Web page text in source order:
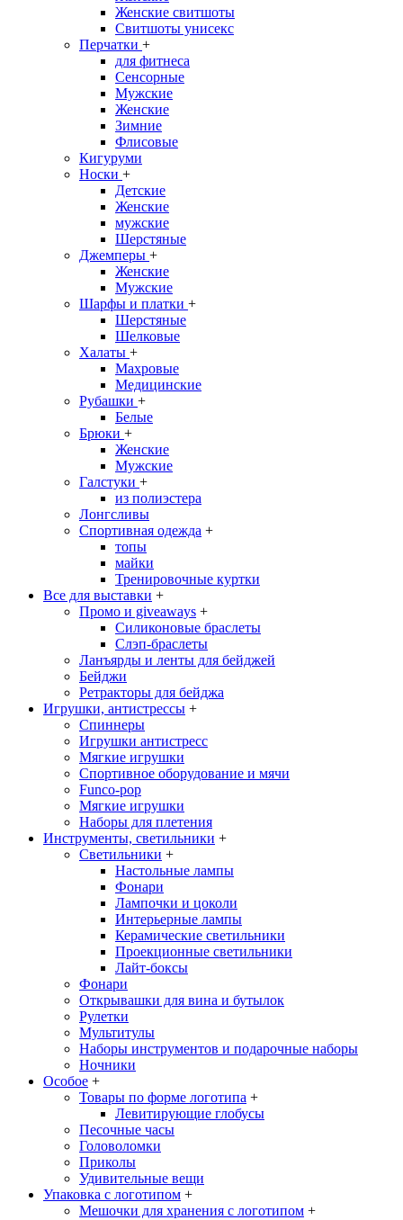
Женские свитшоты
Свитшоты унисекс
Перчатки +
для фитнеса
Сенсорные
Мужские
Женские
Зимние
Флисовые
Кигуруми
Носки +
Детские
Женские
мужские
Шерстяные
Джемперы +
Женские
Мужские
Шарфы и платки +
Шерстяные
Шелковые
Халаты +
Махровые
Медицинские
Рубашки +
Белые
Брюки +
Женские
Мужские
Галстуки +
из полиэстера
Лонгсливы
Спортивная одежда +
топы
майки
Тренировочные куртки
Все для выставки +
Промо и giveaways +
Силиконовые браслеты
Cлэп-браслеты
Ланъярды и ленты для бейджей
Бейджи
Ретракторы для бейджа
Игрушки, антистрессы +
Спиннеры
Игрушки антистресс
Мягкие игрушки
Спортивное оборудование и мячи
Funco-pop
Мягкие игрушки
Наборы для плетения
Инструменты, светильники +
Светильники +
Настольные лампы
Фонари
Лампочки и цоколи
Интерьерные лампы
Керамические светильники
Проекционные светильники
Лайт-боксы
Фонари
Открывашки для вина и бутылок
Рулетки
Мультитулы
Наборы инструментов и подарочные наборы
Ночники
Особое +
Товары по форме логотипа +
Левитирующие глобусы
Песочные часы
Головоломки
Приколы
Удивительные вещи
Упаковка с логотипом +
Мешочки для хранения с логотипом +